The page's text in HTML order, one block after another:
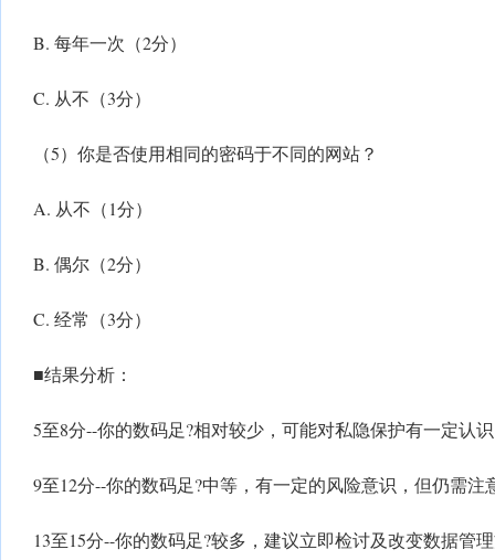
B. 每年一次（2分）
C. 从不（3分）
（5）你是否使用相同的密码于不同的网站？
A. 从不（1分）
B. 偶尔（2分）
C. 经常（3分）
■结果分析：
5至8分--你的数码足?相对较少，可能对私隐保护有一定认
9至12分--你的数码足?中等，有一定的风险意识，但仍需注
13至15分--你的数码足?较多，建议立即检讨及改变数据管